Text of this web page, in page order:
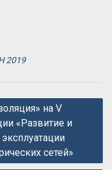
2019
на V
«Развитие и
сетей»